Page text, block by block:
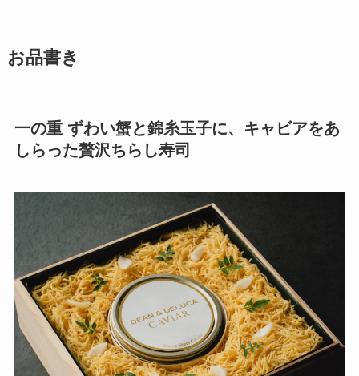
お品書き
一の重 ずわい蟹と錦糸玉子に、キャビアをあ
しらった贅沢ちらし寿司